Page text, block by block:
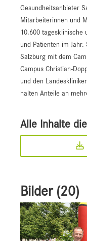
Gesundheitsanbieter
Mitarbeiterinnen und
10.600 tagesklinische
und Patienten im
Salzburg mit dem
Campus Christian-
und den
halten Anteile an
Alle Inhalte
Bilder (20)